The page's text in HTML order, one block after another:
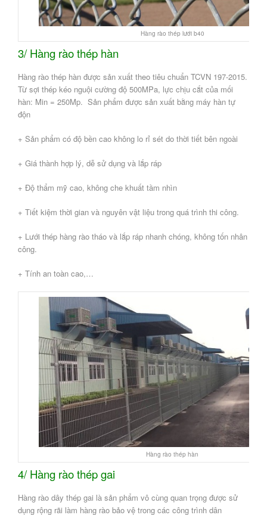
Hàng rào thép lưới b40
3/ Hàng rào thép hàn
Hàng rào thép hàn được sản xuất theo tiêu chuẩn TCVN 197-2015.
Từ sợi thép kéo nguội cường độ 500MPa, lực chịu cắt của mối
hàn: Min = 250Mp. Sản phẩm được sản xuất bằng máy hàn tự
độn
+ Sản phẩm có độ bền cao không lo rỉ sét do thời tiết bên ngoài
+ Giá thành hợp lý, dễ sử dụng và lắp ráp
+ Độ thẩm mỹ cao, không che khuất tầm nhìn
+ Tiết kiệm thời gian và nguyên vật liệu trong quá trình thi công.
+ Lưới thép hàng rào tháo và lắp ráp nhanh chóng, không tốn nhân
công.
+ Tính an toàn cao,…
Hàng rào thép hàn
4/ Hàng rào thép gai
Hàng rào dây thép gai là sản phẩm vô cùng quan trọng được sử
dụng rộng rãi làm hàng rào bảo vệ trong các công trình dân